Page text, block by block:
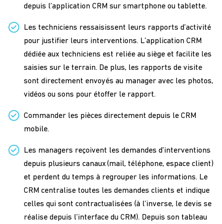
depuis l’application CRM sur smartphone ou tablette.
Les techniciens ressaisissent leurs rapports d’activité
pour justifier leurs interventions. L’application CRM
dédiée aux techniciens est reliée au siège et facilite les
saisies sur le terrain. De plus, les rapports de visite
sont directement envoyés au manager avec les photos,
vidéos ou sons pour étoffer le rapport.
Commander les pièces directement depuis le CRM
mobile.
Les managers reçoivent les demandes d’interventions
depuis plusieurs canaux (mail, téléphone, espace client)
et perdent du temps à regrouper les informations. Le
CRM centralise toutes les demandes clients et indique
celles qui sont contractualisées (à l’inverse, le devis se
réalise depuis l’interface du CRM). Depuis son tableau